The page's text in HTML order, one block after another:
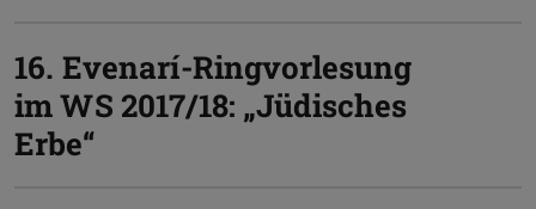
16. Evenarí-Ringvorlesung
im WS 2017/18: „Jüdisches
Erbe“